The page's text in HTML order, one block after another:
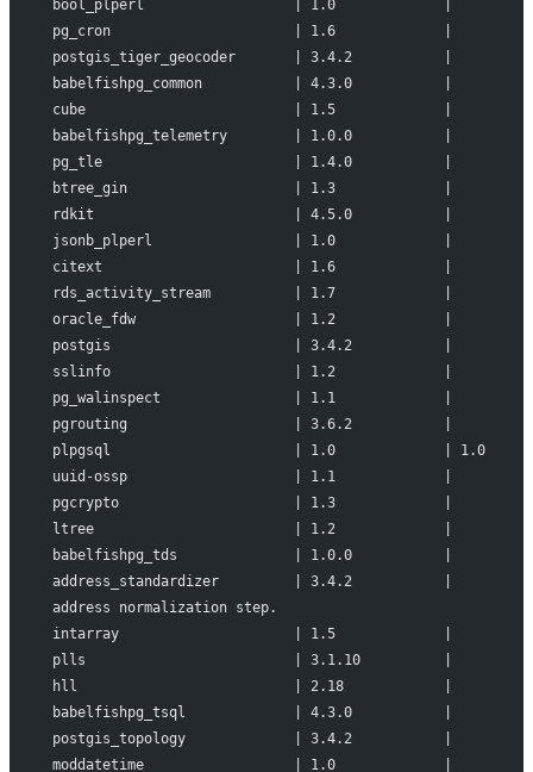
bool_plperl                  | 1.0             |
pg_cron                      | 1.6             |
postgis_tiger_geocoder       | 3.4.2           |
babelfishpg_common           | 4.3.0           |
cube                         | 1.5             |
babelfishpg_telemetry        | 1.0.0           |
pg_tle                       | 1.4.0           |                   |
btree_gin                    | 1.3             |
rdkit                        | 4.5.0           |
jsonb_plperl                 | 1.0             |
citext                       | 1.6             |
rds_activity_stream          | 1.7             |
oracle_fdw                   | 1.2             |
postgis                      | 3.4.2           |                   |
sslinfo                      | 1.2             |
pg_walinspect                | 1.1             |
pgrouting                    | 3.6.2           |
plpgsql                      | 1.0             | 1.0
uuid-ossp                    | 1.1             |
pgcrypto                     | 1.3             |
ltree                        | 1.2             |
babelfishpg_tds              | 1.0.0           |
address_standardizer         | 3.4.2           |
address normalization step.
intarray                     | 1.5             |
plls                         | 3.1.10          |
hll                          | 2.18            |
babelfishpg_tsql             | 4.3.0           |
postgis_topology             | 3.4.2           |
moddatetime                  | 1.0             |